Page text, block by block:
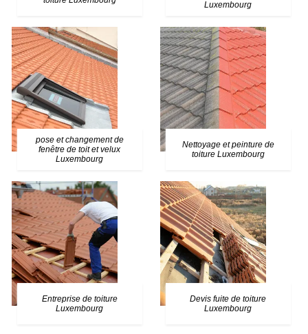
Luxembourg
pose et changement de
fenêtre de toit et velux
Luxembourg
Nettoyage et peinture de
toiture Luxembourg
Entreprise de toiture
Luxembourg
Devis fuite de toiture
Luxembourg